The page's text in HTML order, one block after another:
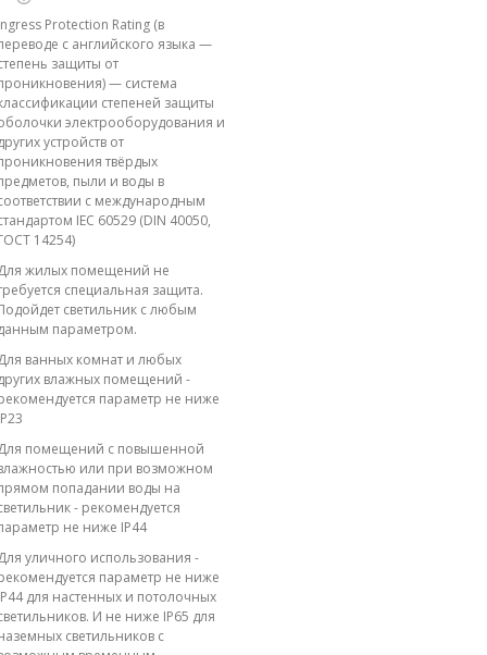
Protection Rating (в
с английского языка —
защиты от
— система
степеней защиты
электрооборудования и
устройств от
твёрдых
пыли и воды в
с международным
IEC 60529 (DIN 40050,
14254)
жилых помещений не
специальная защита.
светильник с любым
параметром.
ванных комнат и любых
влажных помещений -
параметр не ниже
помещений с повышенной
или при возможном
попадании воды на
- рекомендуется
не ниже IP44
уличного использования -
параметр не ниже
для настенных и потолочных
И не ниже IP65 для
светильников с